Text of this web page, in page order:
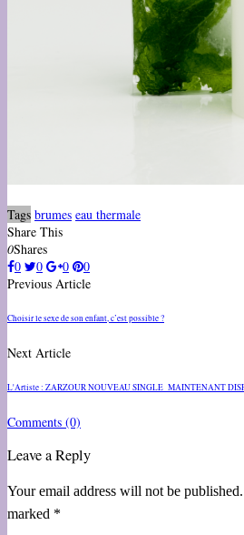
Tags brumes eau thermale
Share This
0Shares
0
0 0
0
Previous Article
Choisir le sexe de son enfant, c’est possible ?
Next Article
L'Artiste : ZARZOUR NOUVEAU SINGLE MAINTENANT
Comments (0)
Leave a Reply
Your email address will not be
marked *